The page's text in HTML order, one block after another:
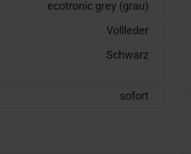
ecotronic grey (grau)
Vollleder
Schwarz
sofort